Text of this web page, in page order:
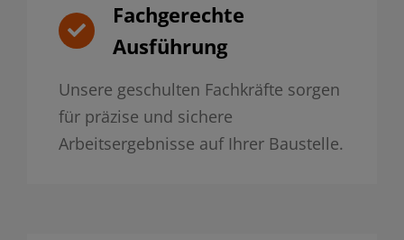
Fachgerechte
Ausführung
Unsere geschulten Fachkräfte sorgen
für präzise und sichere
Arbeitsergebnisse auf Ihrer Baustelle.